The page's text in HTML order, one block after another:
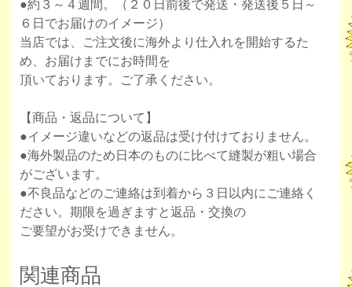
●約３～４週間。（２０日前後で発送・発送後５日～
６日でお届けのイメージ）
当店では、ご注文後に海外より仕入れを開始するた
め、お届けまでにお時間を
頂いております。ご了承ください。
【商品・返品について】
●イメージ違いなどの返品は受け付けておりません。
●海外製品のため日本のものに比べて縫製が粗い場合
がございます。
●不良品などのご連絡は到着から３日以内にご連絡く
ださい。期限を過ぎますと返品・交換の
ご要望がお受けできません。
関連商品